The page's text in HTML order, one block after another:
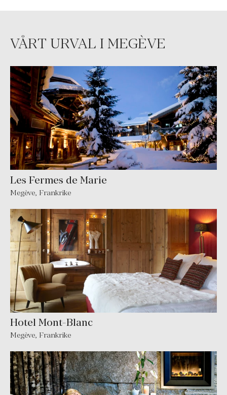
VÅRT URVAL I MEGÈVE
Les Fermes de Marie
Megève, Frankrike
Hotel Mont-Blanc
Megève, Frankrike